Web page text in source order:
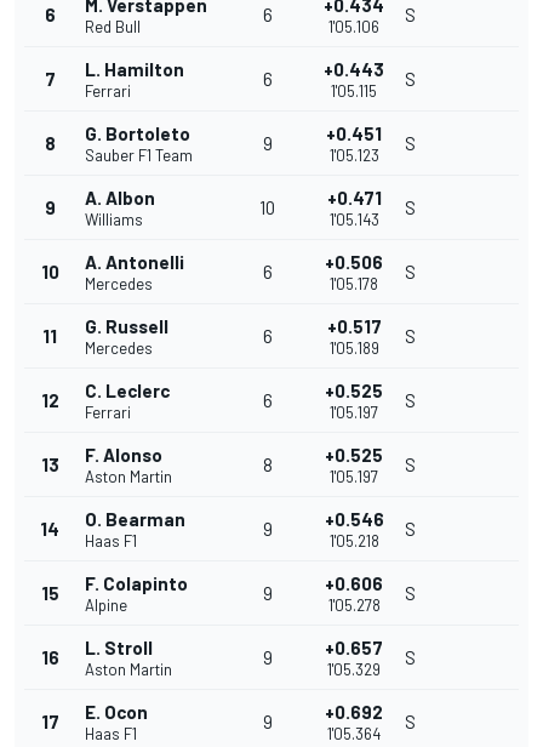
6 M. Verstappen
Red Bull
6 +0.434
1'05.106
S
7 L. Hamilton
Ferrari
6 +0.443
1'05.115
S
8 G. Bortoleto
Sauber F1 Team
9 +0.451
1'05.123
S
9 A. Albon
Williams
10 +0.471
1'05.143
S
10 A. Antonelli
Mercedes
6 +0.506
1'05.178
S
11 G. Russell
Mercedes
6 +0.517
1'05.189
S
12 C. Leclerc
Ferrari
6 +0.525
1'05.197
S
13 F. Alonso
Aston Martin
8 +0.525
1'05.197
S
14 O. Bearman
Haas F1
9 +0.546
1'05.218
S
15 F. Colapinto
Alpine
9 +0.606
1'05.278
S
16 L. Stroll
Aston Martin
9 +0.657
1'05.329
S
17 E. Ocon
Haas F1
9 +0.692
1'05.364
S